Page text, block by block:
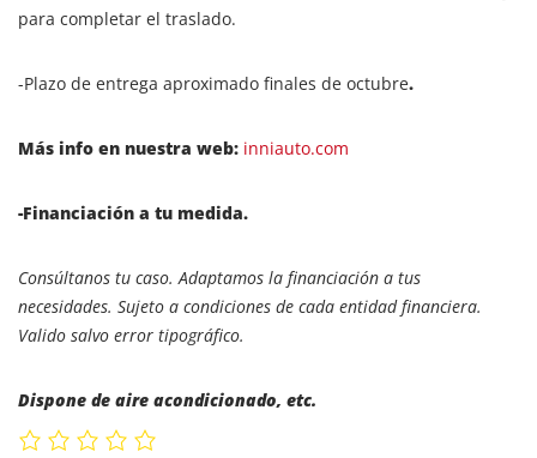
para completar el traslado.
-Plazo de entrega aproximado finales de octubre.
Más info en nuestra web: inniauto.com
-Financiación a tu medida.
Consúltanos tu caso. Adaptamos la financiación a tus
necesidades. Sujeto a condiciones de cada entidad financiera.
Valido salvo error tipográfico.
Dispone de aire acondicionado, etc.